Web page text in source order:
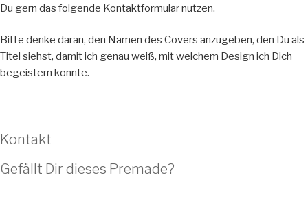
Du gern das folgende Kontaktformular nutzen.
Bitte denke daran, den Namen des Covers anzugeben, den Du als
Titel siehst, damit ich genau weiß, mit welchem Design ich Dich
begeistern konnte.
Kontakt
Gefällt Dir dieses Premade?